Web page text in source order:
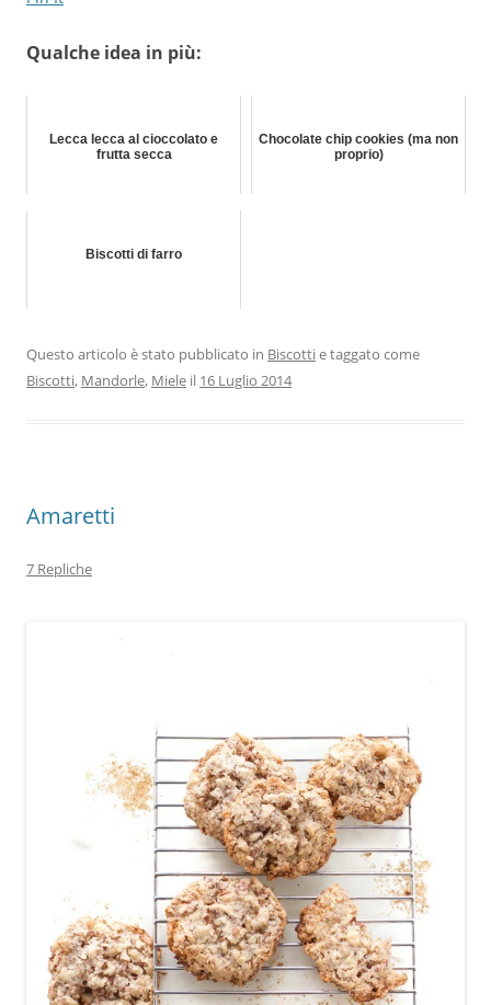
Qualche idea in più:
Lecca lecca al cioccolato e
frutta secca
Chocolate chip cookies (ma non
proprio)
Biscotti di farro
Questo articolo è stato pubblicato in Biscottie taggato come
Biscotti, Mandorle, Miele il 16 Luglio 2014
Amaretti
7 Repliche